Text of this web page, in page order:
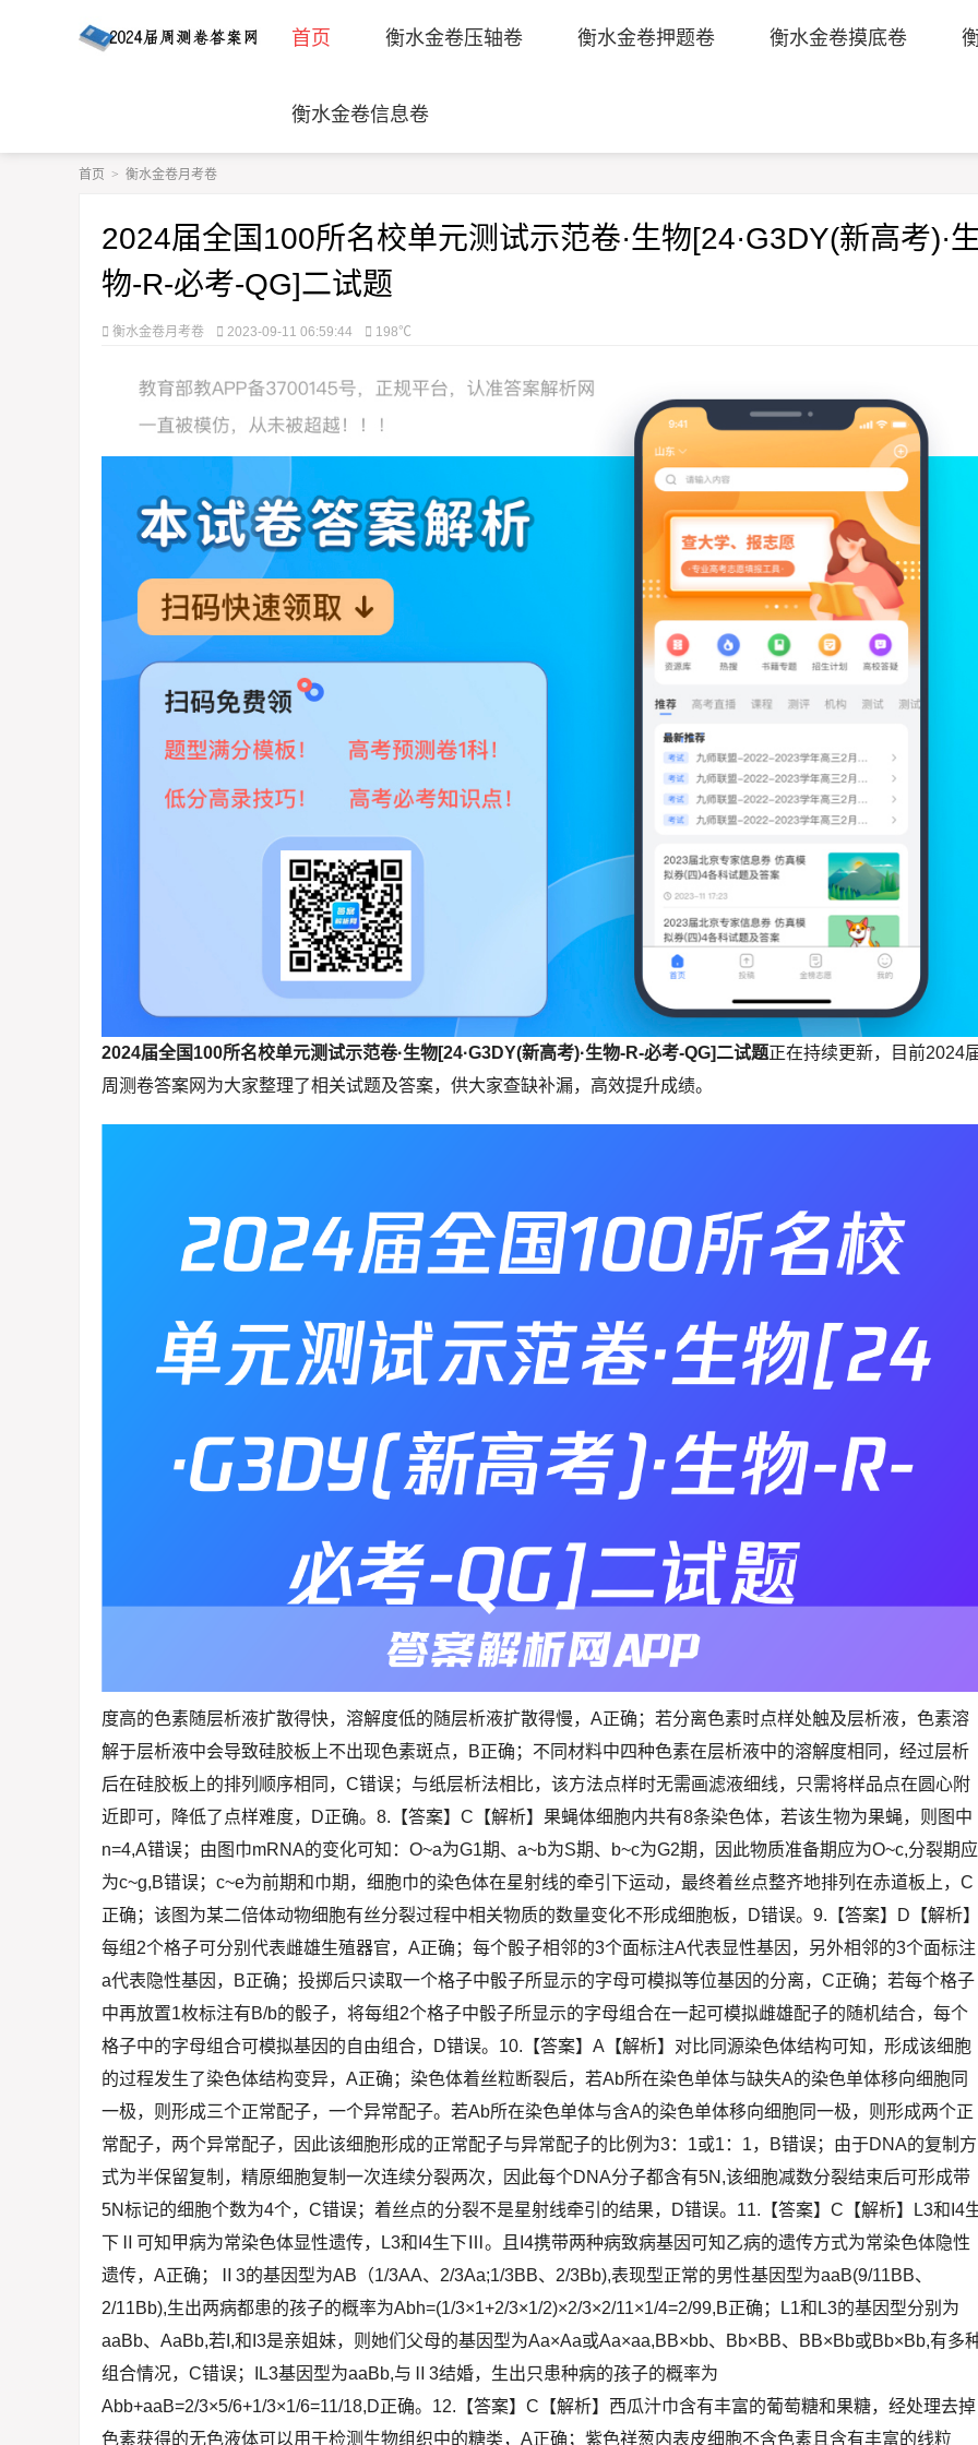
首页 衡水金卷压轴卷 衡水金卷押题卷 衡水金卷摸底卷
衡水金卷信息卷
首页 > 衡水金卷月考卷
2024届全国100所名校单元测试示范卷·生物[24·G3DY(新高考)·
物-R-必考-QG]二试题
衡水金卷月考卷 2023-09-11 06:59:44 198℃
2024届全国100所名校单元测试示范卷·生物[24·G3DY(新高考)·生物-R-必考-QG]二试题正在持续更新，目前2024
周测卷答案网为大家整理了相关试题及答案，供大家查缺补漏，高效提升成绩。
度高的色素随层析液扩散得快，溶解度低的随层析液扩散得慢，A正确；若分离色素时点样处触及层析液，色素溶
解于层析液中会导致硅胶板上不出现色素斑点，B正确；不同材料中四种色素在层析液中的溶解度相同，经过层析
后在硅胶板上的排列顺序相同，C错误；与纸层析法相比，该方法点样时无需画滤液细线，只需将样品点在圆心附
近即可，降低了点样难度，D正确。8.【答案】C【解析】果蝇体细胞内共有8条染色体，若该生物为果蝇，则图中
n=4,A错误；由图巾mRNA的变化可知：O~a为G1期、a~b为S期、b~c为G2期，因此物质准备期应为O~c,分裂期应
为c~g,B错误；c~e为前期和巾期，细胞巾的染色体在星射线的牵引下运动，最终着丝点整齐地排列在赤道板上，C
正确；该图为某二倍体动物细胞有丝分裂过程中相关物质的数量变化不形成细胞板，D错误。9.【答案】D【解析
每组2个格子可分别代表雌雄生殖器官，A正确；每个骰子相邻的3个面标注A代表显性基因，另外相邻的3个面标注
a代表隐性基因，B正确；投掷后只读取一个格子中骰子所显示的字母可模拟等位基因的分离，C正确；若每个格子
中再放置1枚标注有B/b的骰子，将每组2个格子中骰子所显示的字母组合在一起可模拟雌雄配子的随机结合，每个
格子中的字母组合可模拟基因的自由组合，D错误。10.【答案】A【解析】对比同源染色体结构可知，形成该细胞
的过程发生了染色体结构变异，A正确；染色体着丝粒断裂后，若Ab所在染色单体与缺失A的染色单体移向细胞同
一极，则形成三个正常配子，一个异常配子。若Ab所在染色单体与含A的染色单体移向细胞同一极，则形成两个正
常配子，两个异常配子，因此该细胞形成的正常配子与异常配子的比例为3：1或1：1，B错误；由于DNA的复制方
式为半保留复制，精原细胞复制一次连续分裂两次，因此每个DNA分子都含有5N,该细胞减数分裂结束后可形成带
5N标记的细胞个数为4个，C错误；着丝点的分裂不是星射线牵引的结果，D错误。11.【答案】C【解析】L3和I4
下Ⅱ可知甲病为常染色体显性遗传，L3和I4生下Ⅲ。且I4携带两种病致病基因可知乙病的遗传方式为常染色体隐性
遗传，A正确；Ⅱ3的基因型为AB（1/3AA、2/3Aa;1/3BB、2/3Bb),表现型正常的男性基因型为aaB(9/11BB、
2/11Bb),生出两病都患的孩子的概率为Abh=(1/3×1+2/3×1/2)×2/3×2/11×1/4=2/99,B正确；L1和L3的基因型分别为
aaBb、AaBb,若I,和I3是亲姐妹，则她们父母的基因型为Aa×Aa或Aa×aa,BB×bb、Bb×BB、BB×Bb或Bb×Bb,有多
组合情况，C错误；IL3基因型为aaBb,与Ⅱ3结婚，生出只患种病的孩子的概率为
Abb+aaB=2/3×5/6+1/3×1/6=11/18,D正确。12.【答案】C【解析】西瓜汁巾含有丰富的葡萄糖和果糖，经处理去掉
色素获得的无色液体可以用于检测生物组织中的糖类，A正确；紫色祥葱内表皮细胞不含色素且含有丰富的线粒